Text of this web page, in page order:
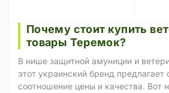
Почему стоит купить
товары Теремок?
В нише защитной амуниции и
этот украинский бренд предлагает
соотношение цены и качества. Вот